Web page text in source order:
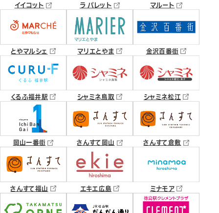
イイコット ラ パレット マルート
とやマルシェ マリエとやま 金沢百番街
くるふ福井駅 シャミネ鳥取 シャミネ松江
岡山一番街 さんすて岡山 さんすて倉敷
さんすて福山 エキエ広島 ミナモア